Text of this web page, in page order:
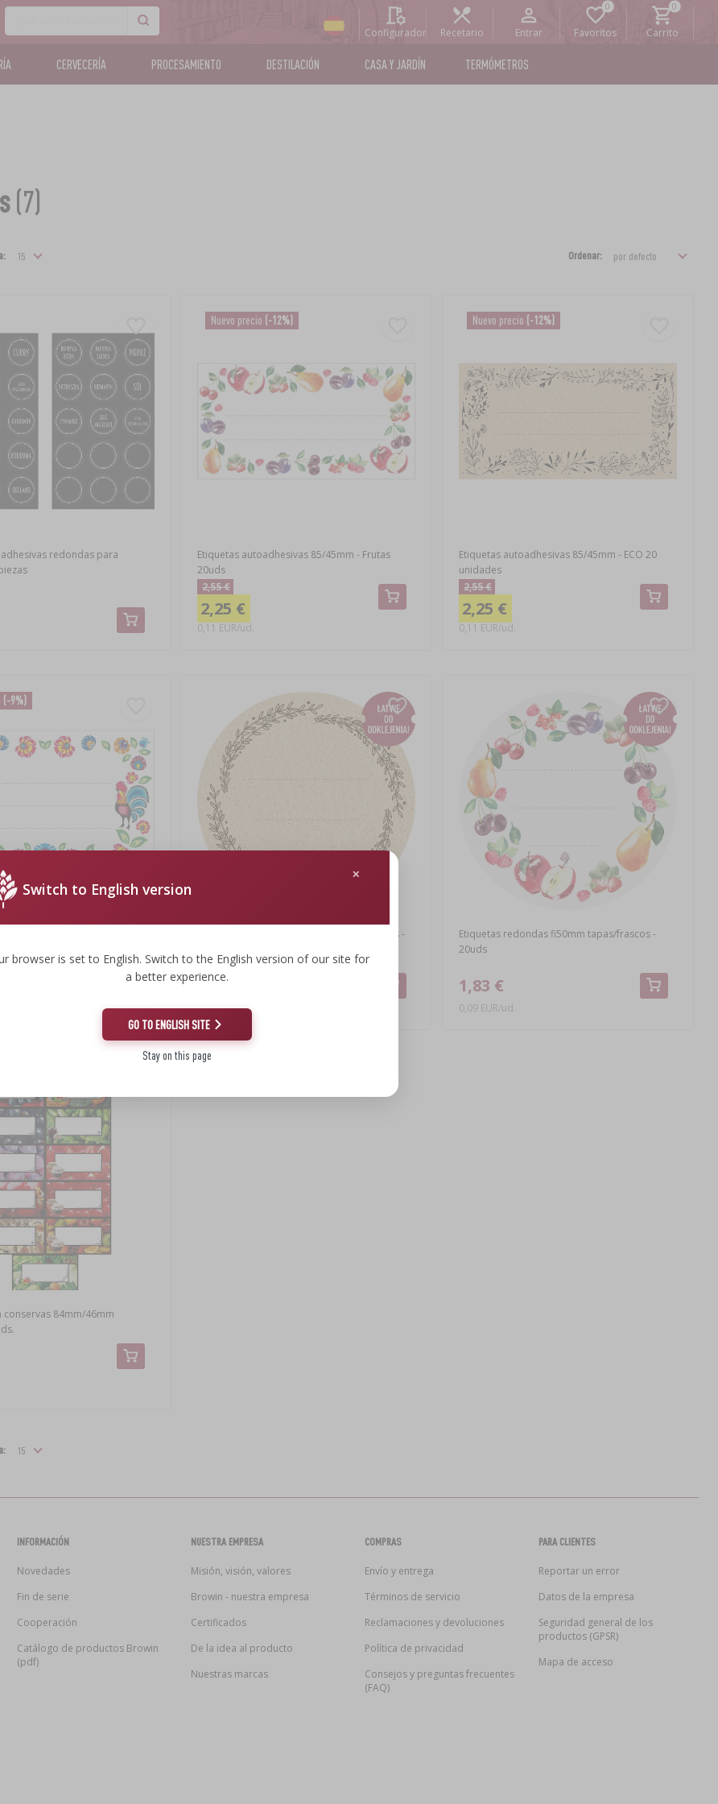
Configurador Recetario Entrar Favoritos Carrito
CERVECERÍA PROCESAMIENTO DESTILACIÓN CASA Y JARDÍN TERMÓMETROS
(7)
Ordenar:
redondas para
Nuevo precio (-12%)
Etiquetas autoadhesivas 85/45mm - Frutas
20uds
2,55 €
2,25 €
0,11 EUR/ud.
Nuevo precio (-12%)
Etiquetas autoadhesivas 85/45mm - ECO 20
unidades
2,55 €
2,25 €
0,11 EUR/ud.
(-9%)
85/55mm - Folk 20
Etiquetas redondas fi 66,5mm tapas/frascos -
2,18 €
0,11 EUR/ud.
Etiquetas redondas fi50mm tapas/frascos -
20uds
1,83 €
0,09 EUR/ud.
conservas 84mm/46mm
Switch to English version
browser is set to English. Switch to the English version of our site for
a better experience.
GO TO ENGLISH SITE
Stay on this page
INFORMACIÓN
Novedades
Fin de serie
Cooperación
Catálogo de productos Browin
(pdf)
NUESTRA EMPRESA
Misión, visión, valores
Browin - nuestra empresa
Certificados
De la idea al producto
Nuestras marcas
COMPRAS
Envío y entrega
Términos de servicio
Reclamaciones y devoluciones
Política de privacidad
Consejos y preguntas frecuentes
(FAQ)
PARA CLIENTES
Reportar un error
Datos de la empresa
Seguridad general de los
productos (GPSR)
Mapa de acceso